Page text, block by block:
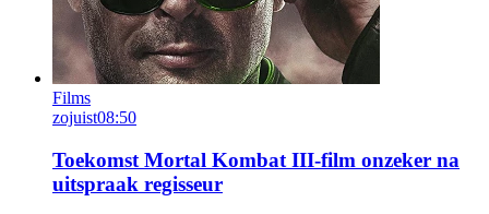
Films
zojuist08:50
Toekomst Mortal Kombat III-film onzeker na
uitspraak regisseur